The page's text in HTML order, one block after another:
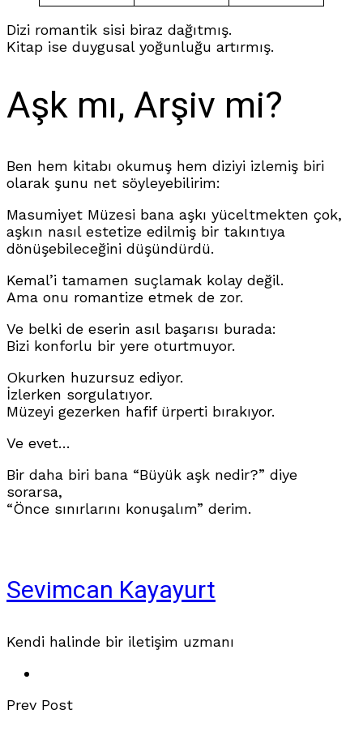
Dizi romantik sisi biraz dağıtmış.
Kitap ise duygusal yoğunluğu artırmış.
Aşk mı, Arşiv mi?
Ben hem kitabı okumuş hem diziyi izlemiş biri
olarak şunu net söyleyebilirim:
Masumiyet Müzesi bana aşkı yüceltmekten çok,
aşkın nasıl estetize edilmiş bir takıntıya
dönüşebileceğini düşündürdü.
Kemal’i tamamen suçlamak kolay değil.
Ama onu romantize etmek de zor.
Ve belki de eserin asıl başarısı burada:
Bizi konforlu bir yere oturtmuyor.
Okurken huzursuz ediyor.
İzlerken sorgulatıyor.
Müzeyi gezerken hafif ürperti bırakıyor.
Ve evet…
Bir daha biri bana “Büyük aşk nedir?” diye
sorarsa,
“Önce sınırlarını konuşalım” derim.
Sevimcan Kayayurt
Kendi halinde bir iletişim uzmanı
Prev Post